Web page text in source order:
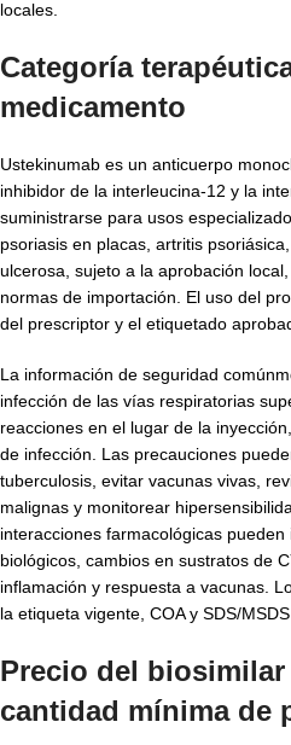
locales.
Categoría
medicamento
Ustekinumab es un anticuerpo
inhibidor de la interleucina-12 y la
suministrarse para usos
psoriasis en placas, artritis
ulcerosa, sujeto a la aprobación
normas de importación. El uso del
del prescriptor y el etiquetado
La información de seguridad
infección de las vías respiratorias
reacciones en el lugar de la
de infección. Las precauciones
tuberculosis, evitar vacunas vivas,
malignas y monitorear
interacciones farmacológicas
biológicos, cambios en sustratos de
inflamación y respuesta a vacunas.
la etiqueta vigente, COA y SDS/
Precio del
cantidad mínima de